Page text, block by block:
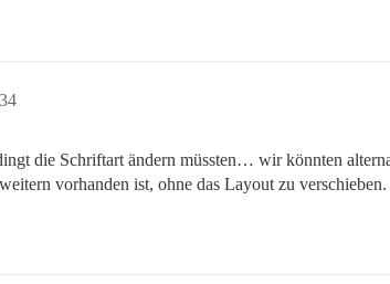
die Schriftart ändern müssten… wir könnten
vorhanden ist, ohne das Layout zu verschieben.